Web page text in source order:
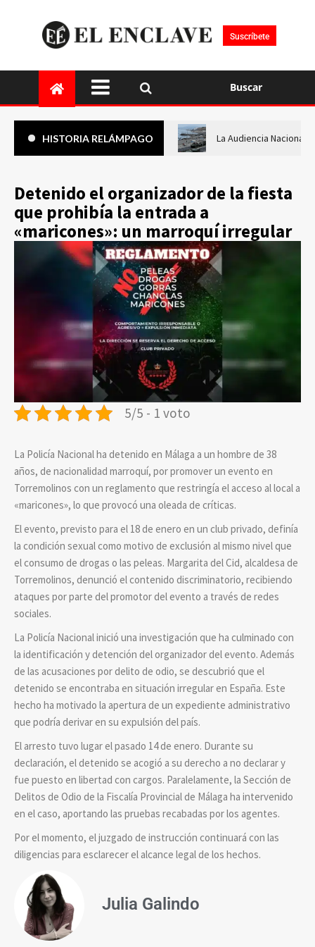
Suscríbete
Buscar
HISTORIA RELÁMPAGO La Audiencia Nacional
Detenido el organizador de la fiesta
que prohibía la entrada a
«maricones»: un marroquí irregular
5/5 - 1 voto
La Policía Nacional ha detenido en Málaga a un hombre de 38
años, de nacionalidad marroquí, por promover un evento en
Torremolinos con un reglamento que restringía el acceso al local a
«maricones», lo que provocó una oleada de críticas.
El evento, previsto para el 18 de enero en un club privado, definía
la condición sexual como motivo de exclusión al mismo nivel que
el consumo de drogas o las peleas. Margarita del Cid, alcaldesa de
Torremolinos, denunció el contenido discriminatorio, recibiendo
ataques por parte del promotor del evento a través de redes
sociales.
La Policía Nacional inició una investigación que ha culminado con
la identificación y detención del organizador del evento. Además
de las acusaciones por delito de odio, se descubrió que el
detenido se encontraba en situación irregular en España. Este
hecho ha motivado la apertura de un expediente administrativo
que podría derivar en su expulsión del país.
El arresto tuvo lugar el pasado 14 de enero. Durante su
declaración, el detenido se acogió a su derecho a no declarar y
fue puesto en libertad con cargos. Paralelamente, la Sección de
Delitos de Odio de la Fiscalía Provincial de Málaga ha intervenido
en el caso, aportando las pruebas recabadas por los agentes.
Por el momento, el juzgado de instrucción continuará con las
diligencias para esclarecer el alcance legal de los hechos.
Julia Galindo